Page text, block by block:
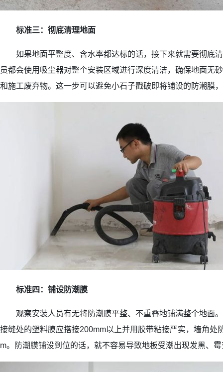
标准三：彻底清理地面
如果地面平整度、含水率都达标的话，接下来就需要彻底清
员都会使用吸尘器对整个安装区域进行深度清洁，确保地面无
和施工废弃物。这一步可以避免小石子戳破即将铺设的防潮膜
标准四：铺设防潮膜
观察安装人员有无将防潮膜平整、不重叠地铺满整个地面。
接缝处的塑料膜应搭接200mm以上并用胶带粘接严实，墙角处
m。防潮膜铺设到位的话，就不容易导致地板受潮出现发黑、